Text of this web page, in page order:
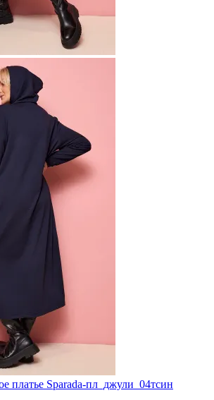
платье Sparada-пл_джули_04тсин